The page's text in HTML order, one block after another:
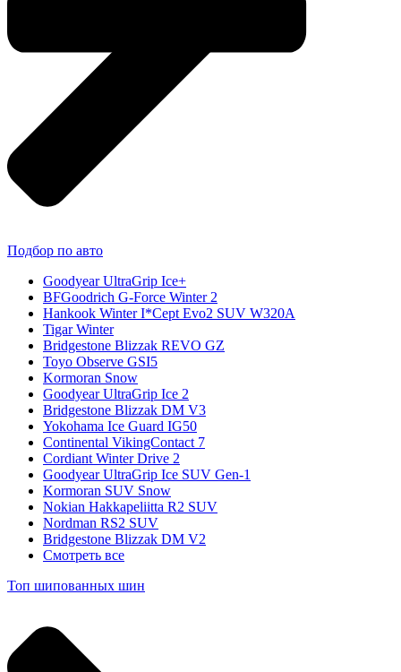
Подбор по авто
Goodyear UltraGrip Ice+
BFGoodrich G-Force Winter 2
Hankook Winter I*Cept Evo2 SUV W320A
Tigar Winter
Bridgestone Blizzak REVO GZ
Toyo Observe GSI5
Kormoran Snow
Goodyear UltraGrip Ice 2
Bridgestone Blizzak DM V3
Yokohama Ice Guard IG50
Continental VikingContact 7
Cordiant Winter Drive 2
Goodyear UltraGrip Ice SUV Gen-1
Kormoran SUV Snow
Nokian Hakkapeliitta R2 SUV
Nordman RS2 SUV
Bridgestone Blizzak DM V2
Смотреть все
Топ шипованных шин